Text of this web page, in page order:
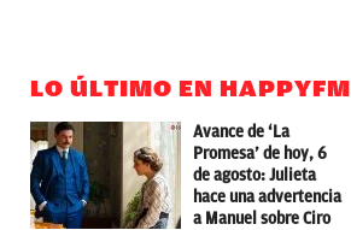
LO ÚLTIMO EN HAPPYFM
Avance de ‘La
Promesa’ de hoy, 6
de agosto: Julieta
hace una advertencia
a Manuel sobre Ciro